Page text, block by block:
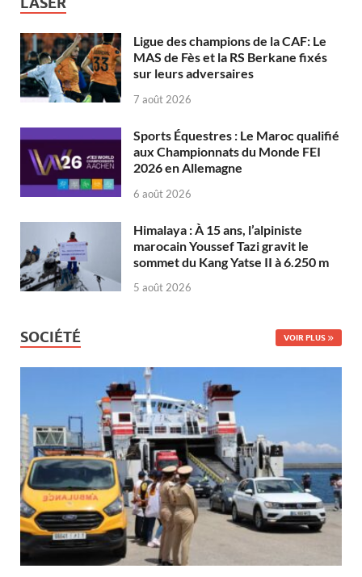
Ligue des champions de la CAF: Le
MAS de Fès et la RS Berkane fixés
sur leurs adversaires
7 août 2026
Sports Équestres : Le Maroc qualifié
aux Championnats du Monde FEI
2026 en Allemagne
6 août 2026
Himalaya : À 15 ans, l’alpiniste
marocain Youssef Tazi gravit le
sommet du Kang Yatse II à 6.250 m
5 août 2026
SOCIÉTÉ VOIR PLUS